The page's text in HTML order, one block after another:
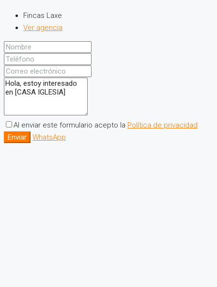
Fincas Laxe
Ver agencia
Al enviar este formulario acepto la Política de privacidad
Enviar
WhatsApp